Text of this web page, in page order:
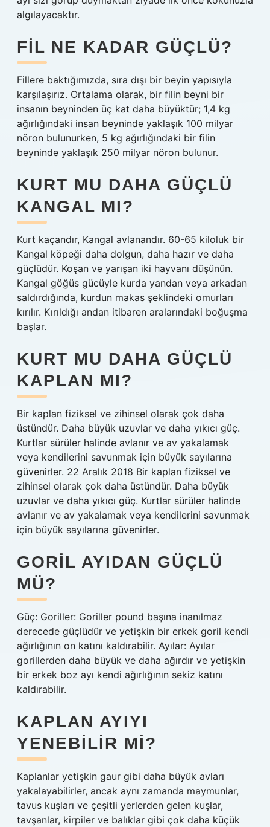
algılayacaktır.
FIL NE KADAR GÜÇLÜ?
Fillere baktığımızda, sıra dışı bir beyin yapısıyla
karşılaşırız. Ortalama olarak, bir filin beyni bir
insanın beyninden üç kat daha büyüktür; 1,4 kg
ağırlığındaki insan beyninde yaklaşık 100 milyar
nöron bulunurken, 5 kg ağırlığındaki bir filin
beyninde yaklaşık 250 milyar nöron bulunur.
KURT MU DAHA GÜÇLÜ
KANGAL MI?
Kurt kaçandır, Kangal avlanandır. 60-65 kiloluk bir
Kangal köpeği daha dolgun, daha hazır ve daha
güçlüdür. Koşan ve yarışan iki hayvanı düşünün.
Kangal göğüs gücüyle kurda yandan veya arkadan
saldırdığında, kurdun makas şeklindeki omurları
kırılır. Kırıldığı andan itibaren aralarındaki boğuşma
başlar.
KURT MU DAHA GÜÇLÜ
KAPLAN MI?
Bir kaplan fiziksel ve zihinsel olarak çok daha
üstündür. Daha büyük uzuvlar ve daha yıkıcı güç.
Kurtlar sürüler halinde avlanır ve av yakalamak
veya kendilerini savunmak için büyük sayılarına
güvenirler. 22 Aralık 2018 Bir kaplan fiziksel ve
zihinsel olarak çok daha üstündür. Daha büyük
uzuvlar ve daha yıkıcı güç. Kurtlar sürüler halinde
avlanır ve av yakalamak veya kendilerini savunmak
için büyük sayılarına güvenirler.
GORIL AYIDAN GÜÇLÜ
MÜ?
Güç: Goriller: Goriller pound başına inanılmaz
derecede güçlüdür ve yetişkin bir erkek goril kendi
ağırlığının on katını kaldırabilir. Ayılar: Ayılar
gorillerden daha büyük ve daha ağırdır ve yetişkin
bir erkek boz ayı kendi ağırlığının sekiz katını
kaldırabilir.
KAPLAN AYIYI
YENEBILIR MI?
Kaplanlar yetişkin gaur gibi daha büyük avları
yakalayabilirler, ancak aynı zamanda maymunlar,
tavus kuşları ve çeşitli yerlerden gelen kuşlar,
tavşanlar, kirpiler ve balıklar gibi çok daha küçük